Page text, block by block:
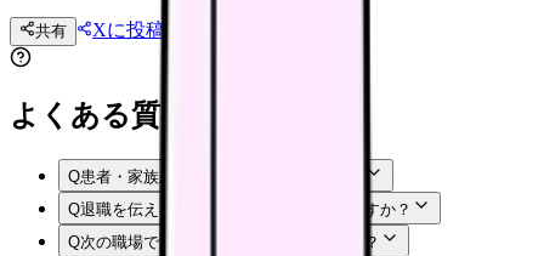
共有 Xに投稿
よくある質問
Q患者・家族からの暴言のは甘えですか？
Q退職を伝える前に何を準備すればいいですか？
Q次の職場では何を確認すればいいですか？